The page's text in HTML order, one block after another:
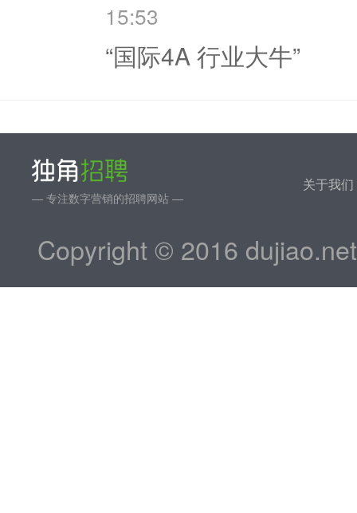
15:53
“国际4A 行业大牛”
— 专注数字营销的招聘网站 —
关于我们
Copyright © 2016